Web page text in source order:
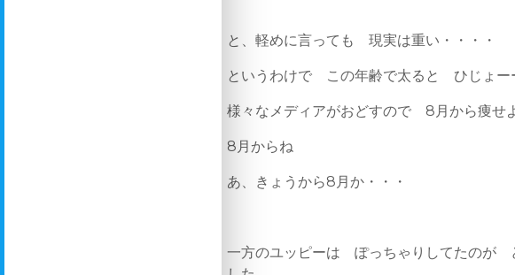
と、軽めに言っても 現実は重い・・・・
というわけで この年齢で太ると ひじょー
様々なメディアがおどすので 8月から痩せ
8月からね
あ、きょうから8月か・・・
一方のユッピーは ぽっちゃりしてたのが